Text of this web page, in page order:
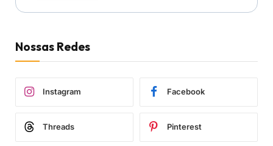
Nossas Redes
Instagram Facebook
Threads Pinterest